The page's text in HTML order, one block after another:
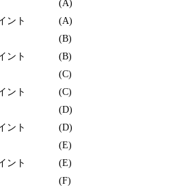
(A)
ント
(A)
(B)
ント
(B)
(C)
ント
(C)
(D)
ント
(D)
(E)
ント
(E)
(F)